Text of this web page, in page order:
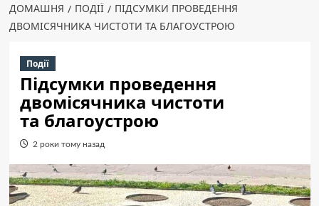
ДОМАШНЯ ПОДІЇ
ПІДСУМКИ ПРОВЕДЕННЯ
ДВОМІСЯЧНИКА ЧИСТОТИ ТА БЛАГОУСТРОЮ
Події
Підсумки проведення
двомісячника чистоти
та благоустрою
2 роки тому назад